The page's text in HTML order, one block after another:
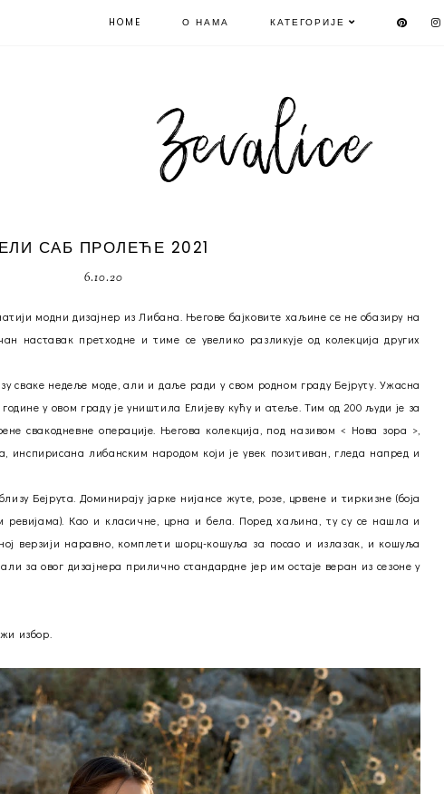
HOME О НАМА КАТЕГОРИЈЕ
ЕЛИ САБ ПРОЛЕЋЕ 2021
6.10.20
модни дизајнер из Либана. Његове бајковите хаљине се не обазиру на
наставак претходне и тиме се увелико разликује од колекција других
сваке недеље моде, али и даље ради у свом родном граду Бејруту. Ужасна
године у овом граду је уништила Елијеву кућу и атеље. Тим од 200 људи је за
свакодневне операције. Његова колекција, под називом < Нова зора >,
инспирисана либанским народом који је увек позитиван, гледа напред и
Бејрута. Доминирају јарке нијансе жуте, розе, црвене и тиркизне (боја
ревијама). Као и класичне, црна и бела. Поред хаљина, ту су се нашла и
верзији наравно, комплети шорц-кошуља за посао и излазак, и кошуља
за овог дизајнера прилично стандардне јер им остаје веран из сезоне у
избор.